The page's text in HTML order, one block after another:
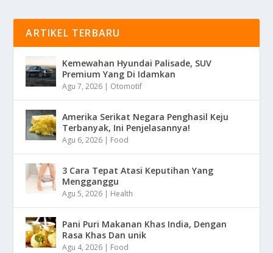
ARTIKEL TERBARU
Kemewahan Hyundai Palisade, SUV
Premium Yang Di Idamkan
Agu 7, 2026 | Otomotif
Amerika Serikat Negara Penghasil Keju
Terbanyak, Ini Penjelasannya!
Agu 6, 2026 | Food
3 Cara Tepat Atasi Keputihan Yang
Mengganggu
Agu 5, 2026 | Health
Pani Puri Makanan Khas India, Dengan
Rasa Khas Dan unik
Agu 4, 2026 | Food